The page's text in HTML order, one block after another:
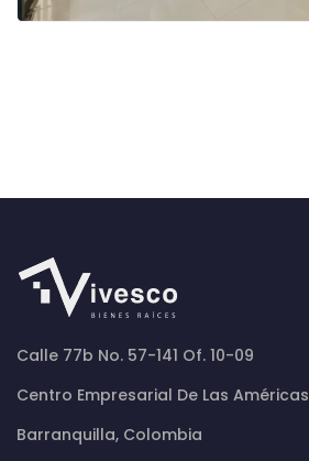
Calle 77b No. 57-141 Of. 10-09
Centro Empresarial De Las Américas
Barranquilla, Colombia